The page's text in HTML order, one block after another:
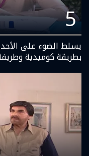
5
يسلط الضوء على
بطريقة كوميدية